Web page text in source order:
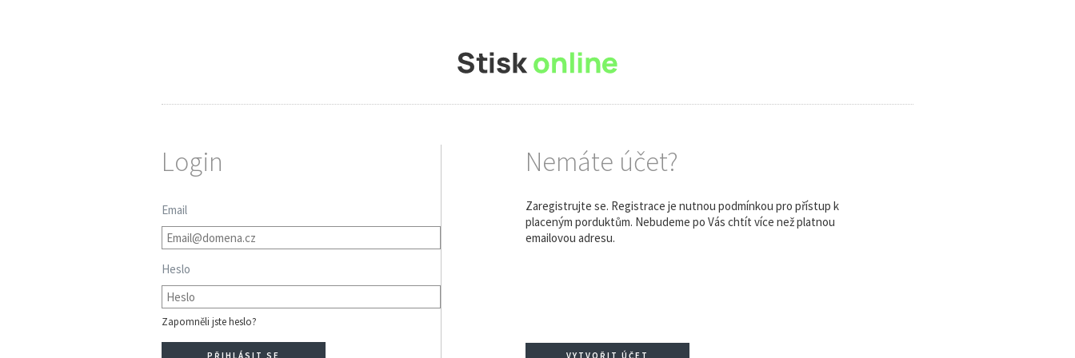
Login
Email
Heslo
Zapomněli jste heslo?
Nemáte účet?
Zaregistrujte se. Registrace je nutnou podmínkou pro přístup k
placeným porduktům. Nebudeme po Vás chtít více než platnou
emailovou adresu.
VYTVOŘIT ÚČET